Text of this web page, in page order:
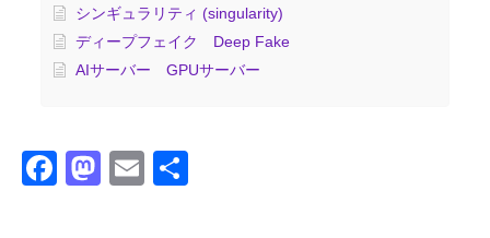
シンギュラリティ (singularity)
ディープフェイク Deep Fake
AIサーバー GPUサーバー
F
M
E